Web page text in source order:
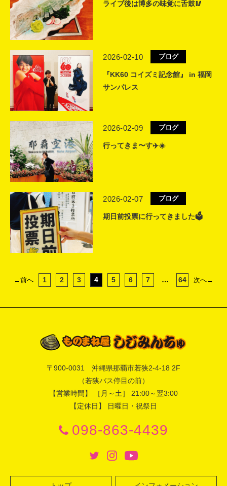
ライブ後は博多の味覚に舌鼓🥢
2026-02-10 ブログ
『KK60 コイズミ記念館』 in 福岡
サンパレス
2026-02-09 ブログ
行ってきま〜す✈️☀️
2026-02-07 ブログ
期日前投票に行ってきました🗳️
←前へ 1 2 3 4 5 6 7 … 64 次へ→
〒 900-0031 沖縄県那覇市若狭2-4-18 2F
（若狭バス停目の前）
【営業時間】 ［月～土］ 21:00～翌3:00
【定休日】 日曜日・祝祭日
098-863-4439